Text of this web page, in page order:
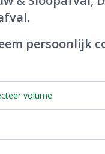
persoonlijk
& Groenafval